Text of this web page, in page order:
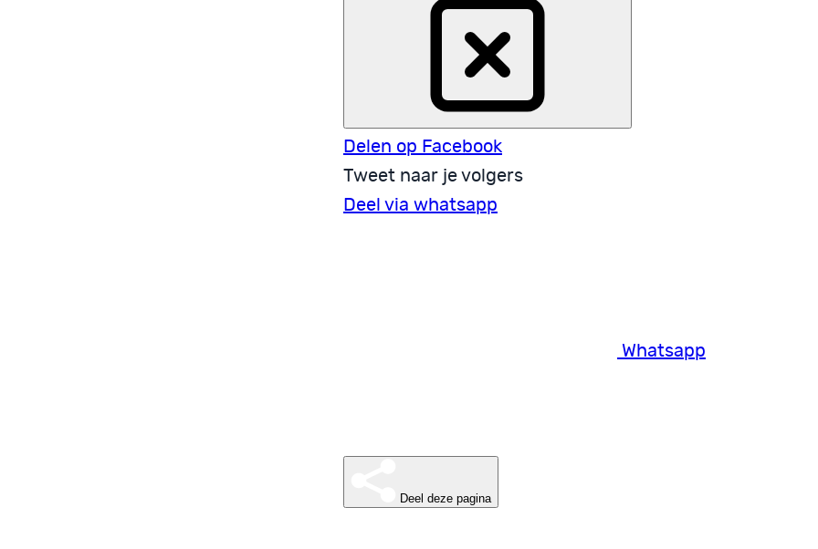
Delen op Facebook
Tweet naar je volgers
Deel via whatsapp
Whatsapp
Deel deze pagina